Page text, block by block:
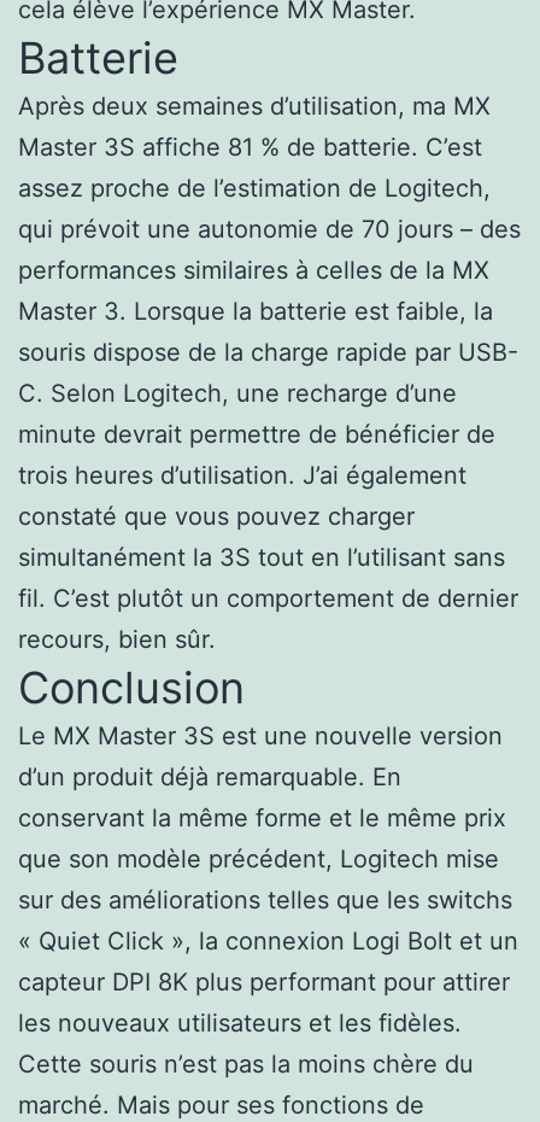
cela élève l’expérience MX Master.
Batterie
Après deux semaines d’utilisation, ma MX
Master 3S affiche 81 % de batterie. C’est
assez proche de l’estimation de Logitech,
qui prévoit une autonomie de 70 jours – des
performances similaires à celles de la MX
Master 3. Lorsque la batterie est faible, la
souris dispose de la charge rapide par USB-
C. Selon Logitech, une recharge d’une
minute devrait permettre de bénéficier de
trois heures d’utilisation. J’ai également
constaté que vous pouvez charger
simultanément la 3S tout en l’utilisant sans
fil. C’est plutôt un comportement de dernier
recours, bien sûr.
Conclusion
Le MX Master 3S est une nouvelle version
d’un produit déjà remarquable. En
conservant la même forme et le même prix
que son modèle précédent, Logitech mise
sur des améliorations telles que les switchs
« Quiet Click », la connexion Logi Bolt et un
capteur DPI 8K plus performant pour attirer
les nouveaux utilisateurs et les fidèles.
Cette souris n’est pas la moins chère du
marché. Mais pour ses fonctions de